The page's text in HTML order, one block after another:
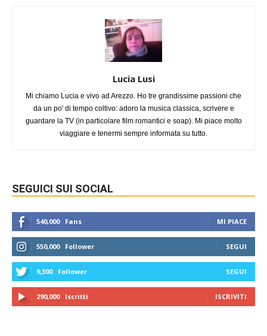
Lucia Lusi
Mi chiamo Lucia e vivo ad Arezzo. Ho tre grandissime passioni che
da un po' di tempo coltivo: adoro la musica classica, scrivere e
guardare la TV (in particolare film romantici e soap). Mi piace molto
viaggiare e tenermi sempre informata su tutto.
SEGUICI SUI SOCIAL
540,000 Fans MI PIACE
550,000 Follower SEGUI
9,300 Follower SEGUI
290,000 Iscritti ISCRIVITI